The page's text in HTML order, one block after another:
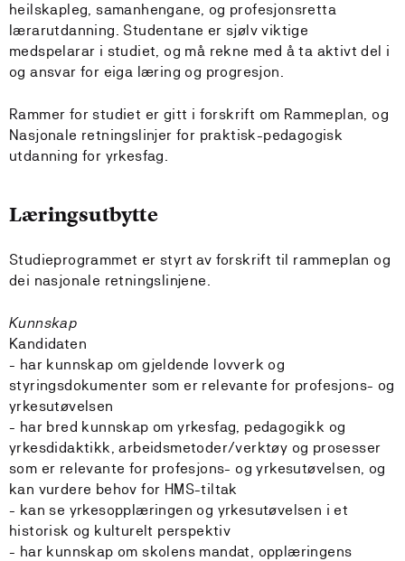
heilskapleg, samanhengane, og profesjonsretta
lærarutdanning. Studentane er sjølv viktige
medspelarar i studiet, og må rekne med å ta aktivt del i
og ansvar for eiga læring og progresjon.
Rammer for studiet er gitt i forskrift om Rammeplan, og
Nasjonale retningslinjer for praktisk-pedagogisk
utdanning for yrkesfag.
Læringsutbytte
Studieprogrammet er styrt av forskrift til rammeplan og
dei nasjonale retningslinjene.
Kunnskap
Kandidaten
- har kunnskap om gjeldende lovverk og
styringsdokumenter som er relevante for profesjons- og
yrkesutøvelsen
- har bred kunnskap om yrkesfag, pedagogikk og
yrkesdidaktikk, arbeidsmetoder/verktøy og prosesser
som er relevante for profesjons- og yrkesutøvelsen, og
kan vurdere behov for HMS-tiltak
- kan se yrkesopplæringen og yrkesutøvelsen i et
historisk og kulturelt perspektiv
- har kunnskap om skolens mandat, opplæringens